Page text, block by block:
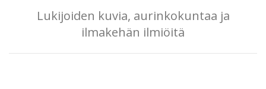
Lukijoiden kuvia, aurinkokuntaa ja
ilmakehän ilmiöitä